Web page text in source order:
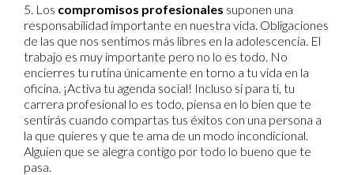
5. Los compromisos profesionales suponen una
responsabilidad importante en nuestra vida. Obligaciones
de las que nos sentimos más libres en la adolescencia. El
trabajo es muy importante pero no lo es todo. No
encierres tu rutina únicamente en torno a tu vida en la
oficina. ¡Activa tu agenda social! Incluso si para ti, tu
carrera profesional lo es todo, piensa en lo bien que te
sentirás cuando compartas tus éxitos con una persona a
la que quieres y que te ama de un modo incondicional.
Alguien que se alegra contigo por todo lo bueno que te
pasa.